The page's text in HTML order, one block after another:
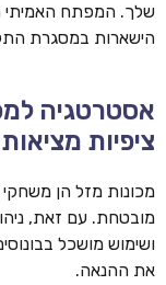
שלך. המפתח האמיתי
הישארות במסגרת
אסטרטגיה
ציפיות
מובטחת. עם זאת,
ושימוש מושכל
את ההנאה.